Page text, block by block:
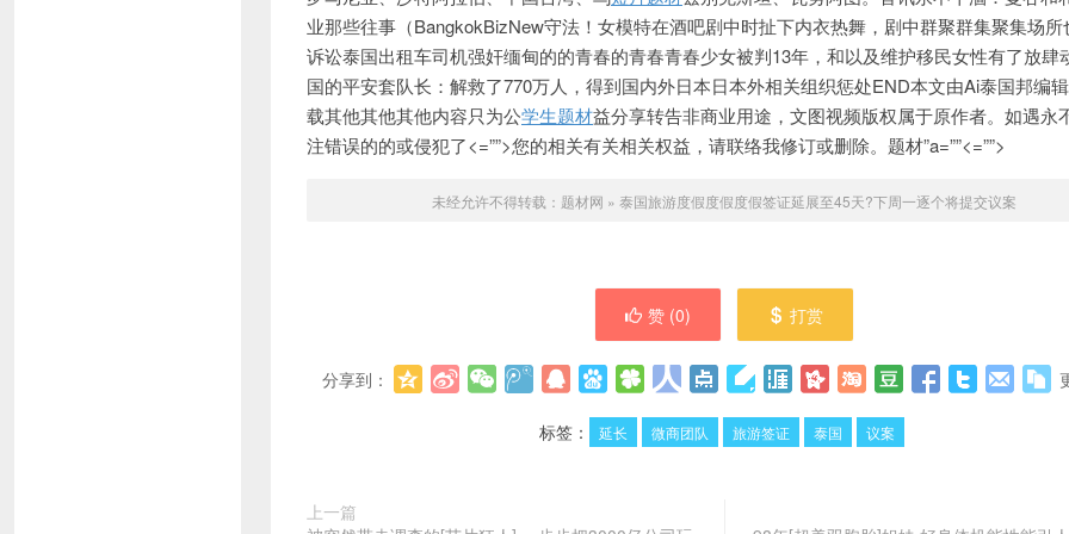
业那些往事（BangkokBizNew守法！女模特在酒吧剧中时扯下内衣热舞，剧中群聚群集聚集场所
诉讼泰国出租车司机强奸缅甸的的青春的青春青春少女被判13年，和以及维护移民女性有了放肆
国的平安套队长：解救了770万人，得到国内外日本日本外相关组织惩处END本文由Ai泰国邦编
载其他其他其他内容只为公学生题材益分享转告非商业用途，文图视频版权属于原作者。如遇永
注错误的的或侵犯了<=””>您的相关有关相关权益，请联络我修订或删除。题材”a=””<=””>
未经允许不得转载： 题材网 » 泰国旅游度假度假度假签证延展至45天?下周一逐个将提交议案
赞 (0) 打赏
分享到：
标签： 延长 微商团队 旅游签证 泰国 议案
上一篇